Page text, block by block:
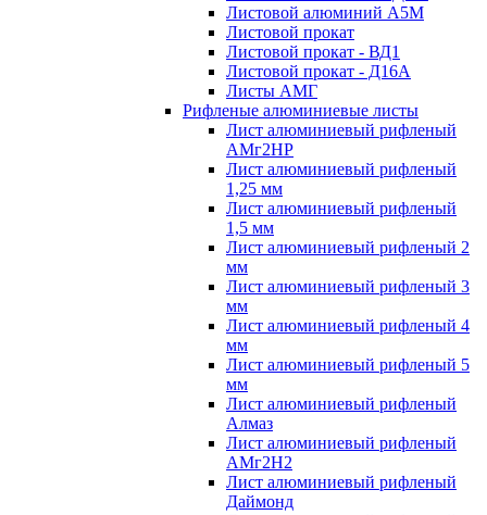
Листовой алюминий А5М
Листовой прокат
Листовой прокат - ВД1
Листовой прокат - Д16А
Листы АМГ
Рифленые алюминиевые листы
Лист алюминиевый рифленый
АМг2НР
Лист алюминиевый рифленый
1,25 мм
Лист алюминиевый рифленый
1,5 мм
Лист алюминиевый рифленый 2
мм
Лист алюминиевый рифленый 3
мм
Лист алюминиевый рифленый 4
мм
Лист алюминиевый рифленый 5
мм
Лист алюминиевый рифленый
Алмаз
Лист алюминиевый рифленый
АМг2Н2
Лист алюминиевый рифленый
Даймонд